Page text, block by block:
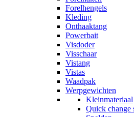
Forelhengels
Kleding
Onthaaktang
Powerbait
Visdoder
Visschaar
Vistang
Vistas
Waadpak
Werpgewichten
Kleinmateriaal
Quick change